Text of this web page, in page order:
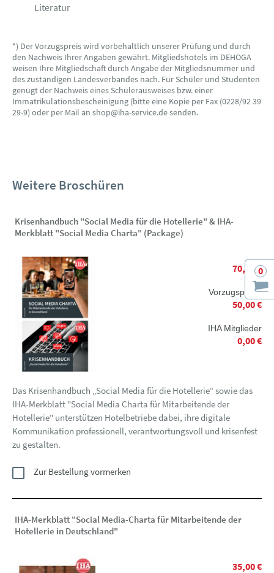
0
Literatur
*) Der Vorzugspreis wird vorbehaltlich unserer Prüfung und durch
den Nachweis Ihrer Angaben gewährt. Mitgliedshotels im DEHOGA
weisen Ihre Mitgliedschaft durch Angabe der Mitgliedsnummer und
des zuständigen Landesverbandes nach. Für Schüler und Studenten
genügt der Nachweis eines Schülerausweises bzw. einer
Immatrikulationsbescheinigung (bitte eine Kopie per Fax (0228/92 39
29-9) oder per Mail an shop@iha-service.de senden.
Weitere Broschüren
Krisenhandbuch "Social Media für die Hotellerie" & IHA-
Merkblatt "Social Media Charta" (Package)
70,00 €
Vorzugspreis*
50,00 €
IHA Mitglieder
0,00 €
Das Krisenhandbuch „Social Media für die Hotellerie“ sowie das
IHA-Merkblatt "Social Media Charta für Mitarbeitende der
Hotellerie" unterstützen Hotelbetriebe dabei, ihre digitale
Kommunikation professionell, verantwortungsvoll und krisenfest
zu gestalten.
Zur Bestellung vormerken
IHA-Merkblatt "Social Media-Charta für Mitarbeitende der
Hotellerie in Deutschland"
35,00 €